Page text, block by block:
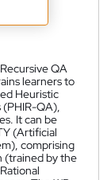
QA
learners to
Heuristic
QA),
It can be
(Artificial
comprising
(trained by the